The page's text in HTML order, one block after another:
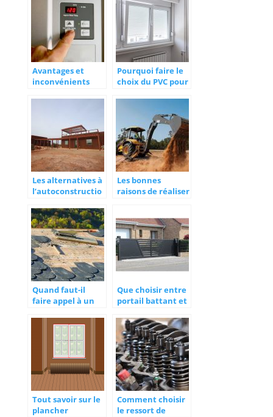
menuiserie?
Avantages et
inconvénients
Pourquoi faire le
choix du PVC pour
Les alternatives à
l’autoconstructio
Les bonnes
raisons de réaliser
Quand faut-il
faire appel à un
Que choisir entre
portail battant et
Tout savoir sur le
plancher
Comment choisir
le ressort de